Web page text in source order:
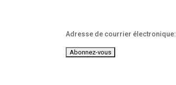
Adresse de courrier électronique: